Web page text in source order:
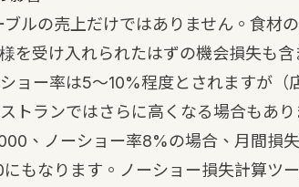
ルの売上だけではありません。食材の
を受け入れられたはずの機会損失も含
ョー率は5〜10%程度とされますが（
トランではさらに高くなる場合もあり
、ノーショー率8%の場合、月間損
もなります。 ノーショー損失計算ツ